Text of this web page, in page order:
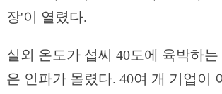
장'이 열렸다.
실외 온도가 섭씨 40도에 육박하
은 인파가 몰렸다. 40여 개 기업이